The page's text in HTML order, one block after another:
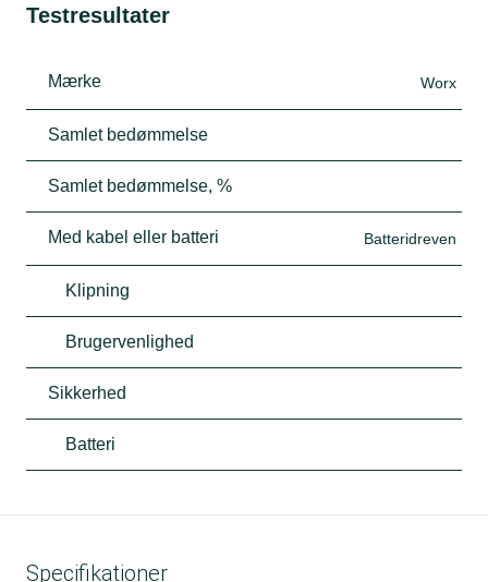
Testresultater
Mærke Worx
Samlet bedømmelse
Samlet bedømmelse, %
Med kabel eller batteri Batteridreven
Klipning
Brugervenlighed
Sikkerhed
Batteri
Specifikationer